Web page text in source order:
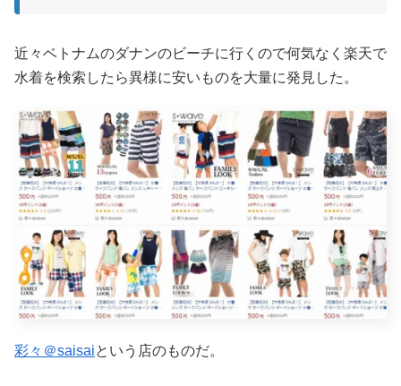
近々ベトナムのダナンのビーチに行くので何気なく楽天で
水着を検索したら異様に安いものを大量に発見した。
彩々＠saisaiという店のものだ。